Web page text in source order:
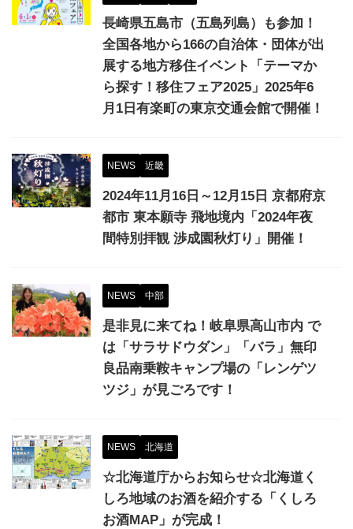
長崎県五島市（五島列島）も参加！
全国各地から166の自治体・団体が出
展する地方移住イベント「テーマか
ら探す！移住フェア2025」2025年6
⽉1⽇有楽町の東京交通会館で開催！
NEWS 近畿
2024年11月16日～12月15日 京都府京
都市 東本願寺 飛地境内「2024年夜
間特別拝観 渉成園秋灯り」開催！
NEWS 中部
是非見に来てね！岐阜県高山市内 で
は「サラサドウダン」「バラ」無印
良品南乗鞍キャンプ場の「レンゲツ
ツジ」が見ごろです！
NEWS 北海道
☆北海道庁からお知らせ☆北海道く
しろ地域のお酒を紹介する「くしろ
お酒MAP」が完成！